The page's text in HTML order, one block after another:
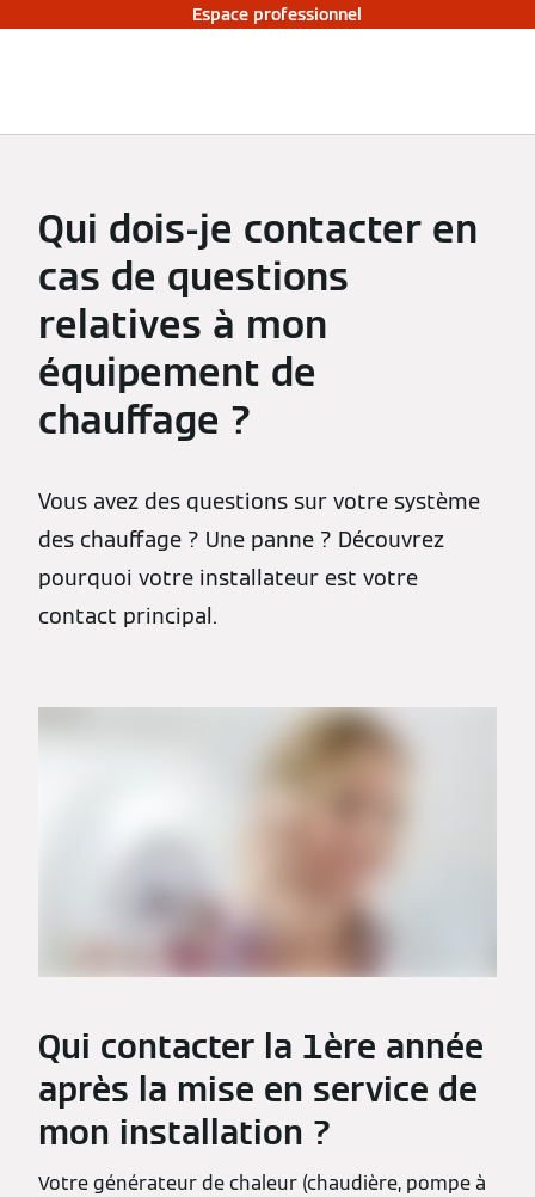
Espace professionnel
Qui dois-je contacter en
cas de questions
relatives à mon
équipement de
chauffage ?
Vous avez des questions sur votre système
des chauffage ? Une panne ? Découvrez
pourquoi votre installateur est votre
contact principal.
Qui contacter la 1ère année
après la mise en service de
mon installation ?
Votre générateur de chaleur (chaudière, pompe à